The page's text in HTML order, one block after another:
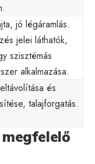
jó légáramlás.
jelei láthatók,
szisztémás
alkalmazása.
és
talajforgatás.